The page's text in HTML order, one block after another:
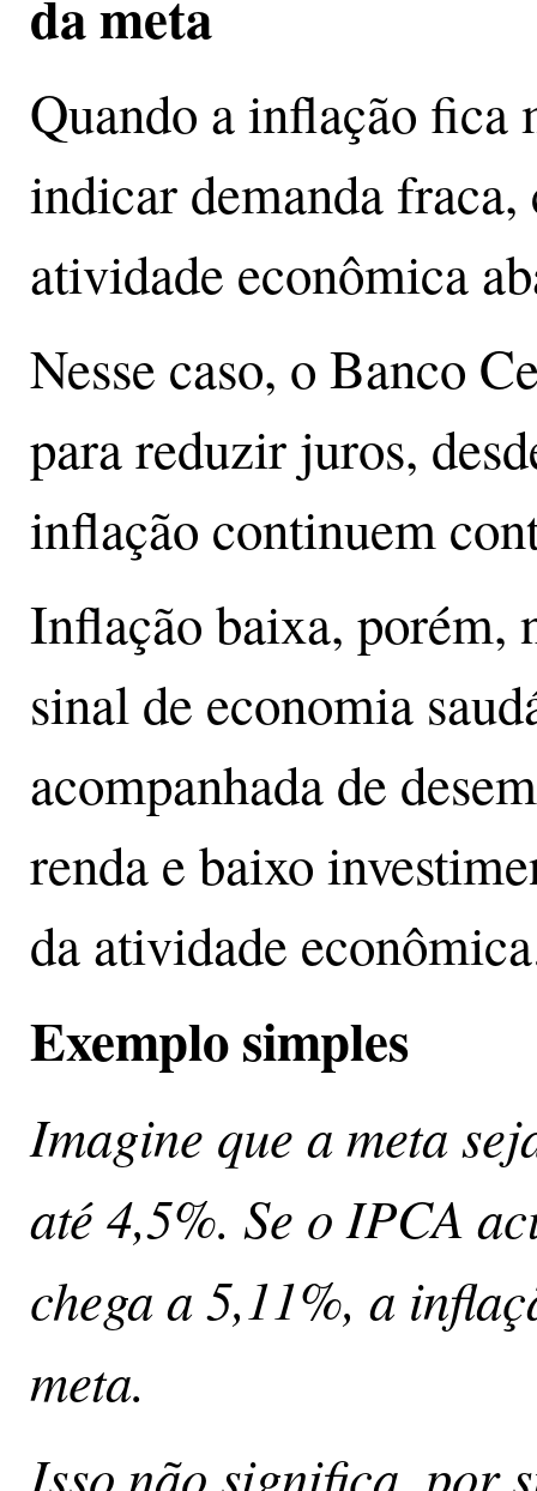
da meta
Quando a inflação fica
indicar demanda
atividade econômica
Nesse caso, o Banco
para reduzir juros,
inflação continuem
Inflação baixa, porém,
sinal de economia
acompanhada de
renda e baixo
da atividade
Exemplo simples
Imagine que a meta
até 4,5%. Se o IPCA
chega a 5,11%, a
meta.
Isso não significa, por